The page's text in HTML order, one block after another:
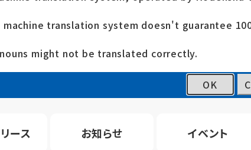
ース お知らせ イベント
translation system doesn't guarantee
might not be translated correctly.
OK